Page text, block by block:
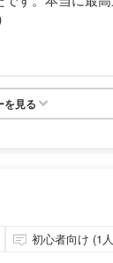
を見る
初心者向け (1